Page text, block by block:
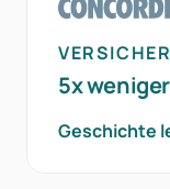
5x
Geschichte